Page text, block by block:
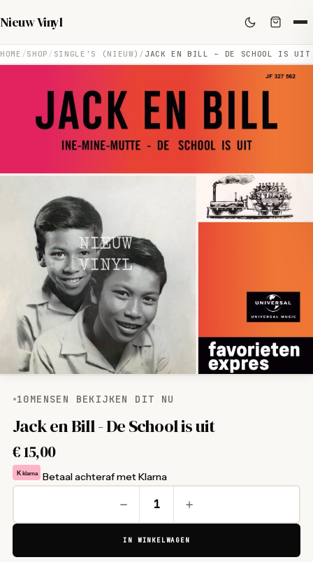
Nieuw Vinyl
HOME SHOP SINGLE'S (NIEUW) JACK EN BILL – DE SCHOOL IS UIT
10MENSEN BEKIJKEN DIT NU
Jack en Bill - De School is uit
€15,00
K klarna Betaal achteraf met Klarna
IN WINKELWAGEN